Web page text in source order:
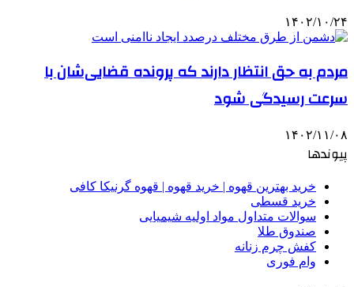
۱۴۰۲/۱۰/۲۴
مردم به حق انتظار دارند که پرونده قضایی‌شان با
سرعت رسیدگی شود
۱۴۰۲/۱۱/۰۸
پیوندها
خرید بهترین قهوه | خرید قهوه | قهوه گرنیکا کافی
خرید قسطی
سوالات متداول مواد اولیه شیمیایی
صندوق طلا
کفش چرم زنانه
وام فوری